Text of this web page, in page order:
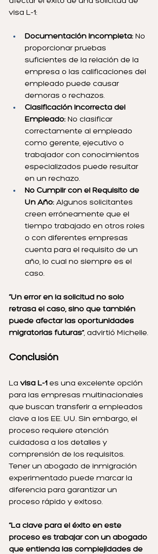
visa L-1:
Documentación Incompleta: No
proporcionar pruebas
suficientes de la relación de la
empresa o las calificaciones del
empleado puede causar
demoras o rechazos.
Clasificación Incorrecta del
Empleado: No clasificar
correctamente al empleado
como gerente, ejecutivo o
trabajador con conocimientos
especializados puede resultar
en un rechazo.
No Cumplir con el Requisito de
Un Año: Algunos solicitantes
creen erróneamente que el
tiempo trabajado en otros roles
o con diferentes empresas
cuenta para el requisito de un
año, lo cual no siempre es el
caso.
“Un error en la solicitud no solo
retrasa el caso, sino que también
puede afectar las oportunidades
migratorias futuras”, advirtió Michelle.
Conclusión
La visa L-1 es una excelente opción
para las empresas multinacionales
que buscan transferir a empleados
clave a los EE. UU. Sin embargo, el
proceso requiere atención
cuidadosa a los detalles y
comprensión de los requisitos.
Tener un abogado de inmigración
experimentado puede marcar la
diferencia para garantizar un
proceso rápido y exitoso.
“La clave para el éxito en este
proceso es trabajar con un abogado
que entienda las complejidades de